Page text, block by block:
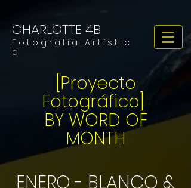
CHARLOTTE 4B
F o t o g r a f í a A r t í s t i c
a
[Proyecto
Fotográfico]
BY WORD OF
MONTH
ENERO - BLANCO &